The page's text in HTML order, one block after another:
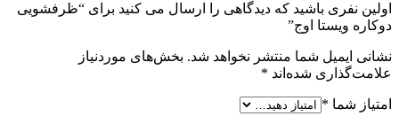
اولین نفری باشید که دیدگاهی را ارسال می کنید برای “ظرفشویی
دوکاره ویستا اوج”
نشانی ایمیل شما منتشر نخواهد شد. بخش‌های موردنیاز
علامت‌گذاری شده‌اند *
امتیاز شما *